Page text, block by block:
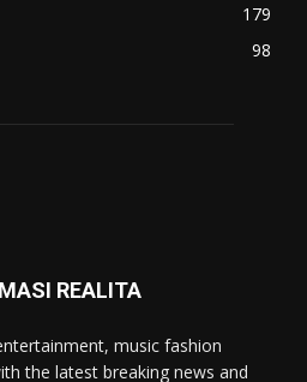
179
98
REALITA
music fashion
the latest breaking news and